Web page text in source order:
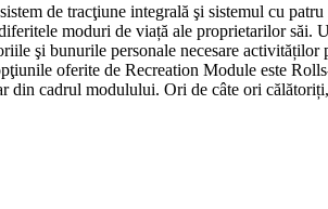
de tracţiune integrală şi sistemul cu
moduri de viață ale proprietarilor săi.
şi bunurile personale necesare activităților
oferite de Recreation Module este
din cadrul modulului. Ori de câte ori